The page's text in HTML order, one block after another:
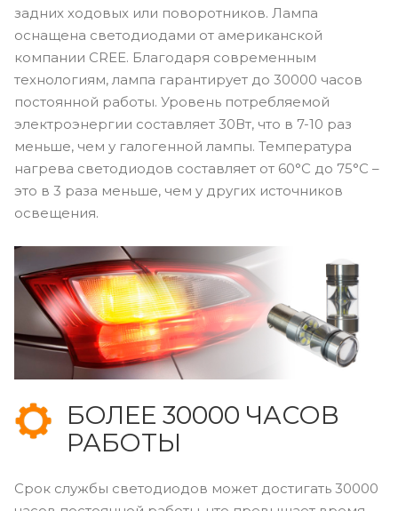
задних ходовых или поворотников. Лампа
оснащена светодиодами от американской
компании CREE. Благодаря современным
технологиям, лампа гарантирует до 30000 часов
постоянной работы. Уровень потребляемой
электроэнергии составляет 30Вт, что в 7-10 раз
меньше, чем у галогенной лампы. Температура
нагрева светодиодов составляет от 60°C до 75°С –
это в 3 раза меньше, чем у других источников
освещения.
БОЛЕЕ 30000 ЧАСОВ
РАБОТЫ
Срок службы светодиодов может достигать 30000